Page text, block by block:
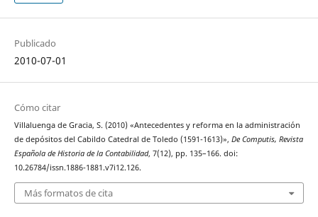
Publicado
2010-07-01
Cómo citar
Villaluenga de Gracia, S. (2010) «Antecedentes y reforma en la administración
de depósitos del Cabildo Catedral de Toledo (1591-1613)», De Computis, Revista
Española de Historia de la Contabilidad, 7(12), pp. 135–166. doi:
10.26784/issn.1886-1881.v7i12.126.
Más formatos de cita